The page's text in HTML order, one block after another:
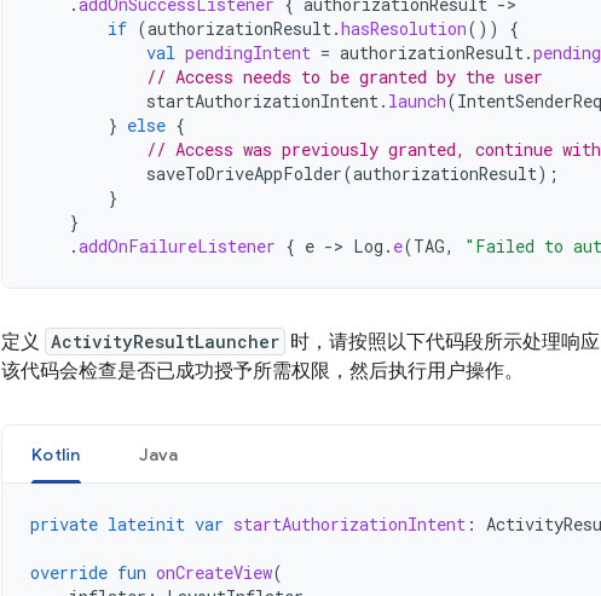
if (authorizationResult.hasResolution())
{
val pendingIntent = authorizationResult.
// Access needs to be granted by the user
startAuthorizationIntent. launch(
} else {
// Access was previously granted, continue
saveToDriveAppFolder(authorizationResult);
}
}
.addOnFailureListener { e -> Log . e(TAG, "Failed to
定义 ActivityResultLauncher 时，请按照以下代码段所示处理响
该代码会检查是否已成功授予所需权限，然后执行用户操作。
Kotlin Java
private lateinit var startAuthorizationIntent :
override fun onCreateView(